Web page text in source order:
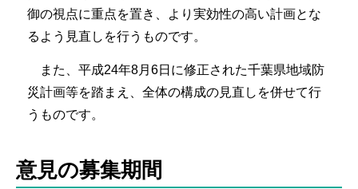
御の視点に重点を置き、より実効性の高い計画とな
るよう見直しを行うものです。
また、平成24年8月6日に修正された千葉県地域防
災計画等を踏まえ、全体の構成の見直しを併せて行
うものです。
意見の募集期間